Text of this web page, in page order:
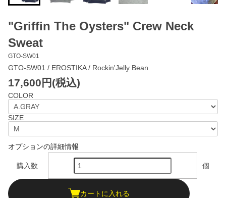
"Griffin The Oysters" Crew Neck
Sweat
GTO-SW01
GTO-SW01 / EROSTIKA / Rockin'Jelly Bean
17,600円(税込)
COLOR
SIZE
オプションの詳細情報
購入数 個
カートに入れる